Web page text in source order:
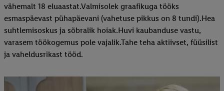
vähemalt 18 eluaastat.Valmisolek graafikuga tööks
esmaspäevast pühapäevani (vahetuse pikkus on 8 tundi).Hea
suhtlemisoskus ja sõbralik hoiak.Huvi kaubanduse vastu,
varasem töökogemus pole vajalik.Tahe teha aktiivset, füüsilist
ja vaheldusrikast tööd.